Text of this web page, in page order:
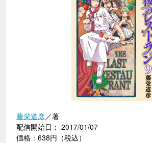
藤栄道彦／著
配信開始日： 2017/01/07
価格：638円（税込）